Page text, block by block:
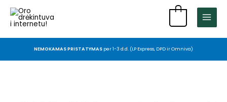
Pereiti
prie
NEMOKAMAS PRISTATYMAS per 1-3 d.d. (LP Express, DPD ir Omniva)